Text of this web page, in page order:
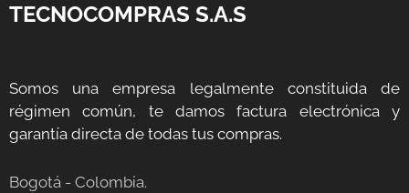
TECNOCOMPRAS S.A.S
Somos una empresa legalmente constituida de
régimen común, te damos factura electrónica y
garantía directa de todas tus compras.
Bogotá - Colombia.